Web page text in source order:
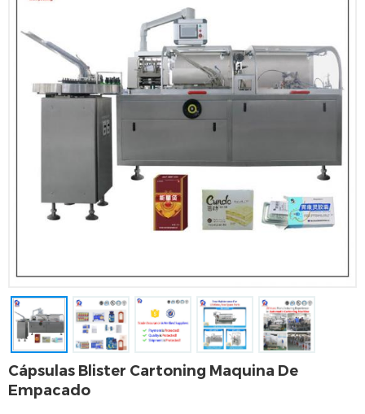
Cápsulas Blister Cartoning Maquina De
Empacado